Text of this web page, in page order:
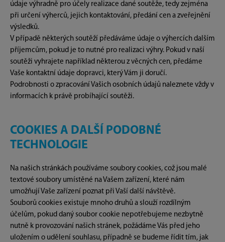
údaje výhradně pro účely realizace dané soutěže, tedy zejména
při určení výherců, jejich kontaktování, předání cen a zveřejnění
výsledků.
V případě některých soutěží předáváme údaje o výhercích dalším
příjemcům, pokud je to nutné pro realizaci výhry. Pokud v naší
soutěži vyhrajete například některou z věcných cen, předáme
Vaše kontaktní údaje dopravci, který Vám ji doručí.
Podrobnosti o zpracování Vašich osobních údajů naleznete vždy v
informacích k právě probíhající soutěži.
COOKIES A DALŠÍ PODOBNÉ
TECHNOLOGIE
Na našich stránkách používáme soubory cookies, což jsou malé
textové soubory umístěné na Vašem zařízení, které nám
umožňují Vaše zařízení poznat při Vaší další návštěvě.
Souborů cookies existuje mnoho druhů a slouží rozdílným
účelům, pokud daný soubor cookie nepotřebujeme nezbytně
nutně k provozování našich stránek, požádáme Vás před jeho
uložením o udělení souhlasu, případně se budeme řídit tím, jak